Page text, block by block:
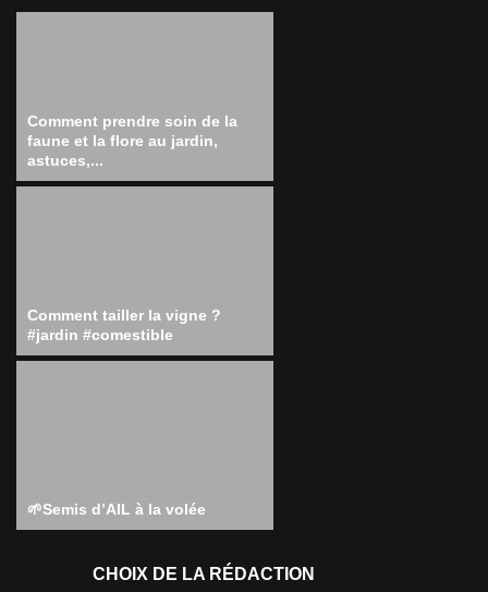
Comment prendre soin de la
faune et la flore au jardin,
astuces,...
Comment tailler la vigne ?
#jardin #comestible
🌱Semis d’AIL à la volée
CHOIX DE LA RÉDACTION